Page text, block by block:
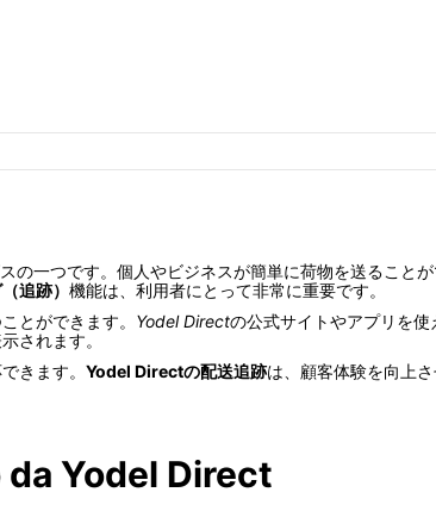
の一つです。個人やビジネスが簡単に荷物を送ること
追跡） 機能は、利用者にとって非常に重要です。
とができます。 Yodel Directの公式サイトやアプリを
されます。
きます。 Yodel Directの配送追跡は、顧客体験を向上
Yodel Direct